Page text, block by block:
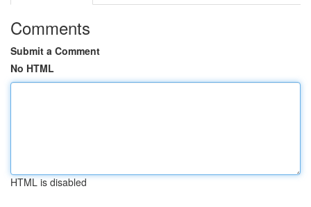
Comments
Submit a Comment
No HTML
HTML is disabled